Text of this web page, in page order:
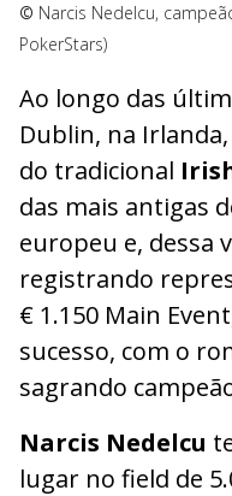
© Narcis Nedelcu,
PokerStars)
Ao longo das
Dublin, na
do tradicional
das mais antigas
europeu e, dessa
registrando
€ 1.150 Main
sucesso, com o
sagrando
Narcis Nedelcu
lugar no field de